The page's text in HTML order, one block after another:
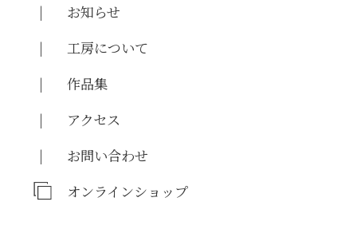
お知らせ
工房について
作品集
アクセス
お問い合わせ
オンラインショップ